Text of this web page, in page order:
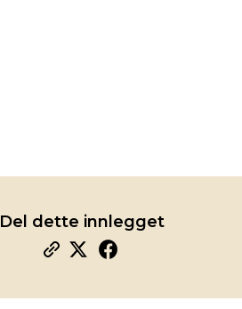
Del dette innlegget